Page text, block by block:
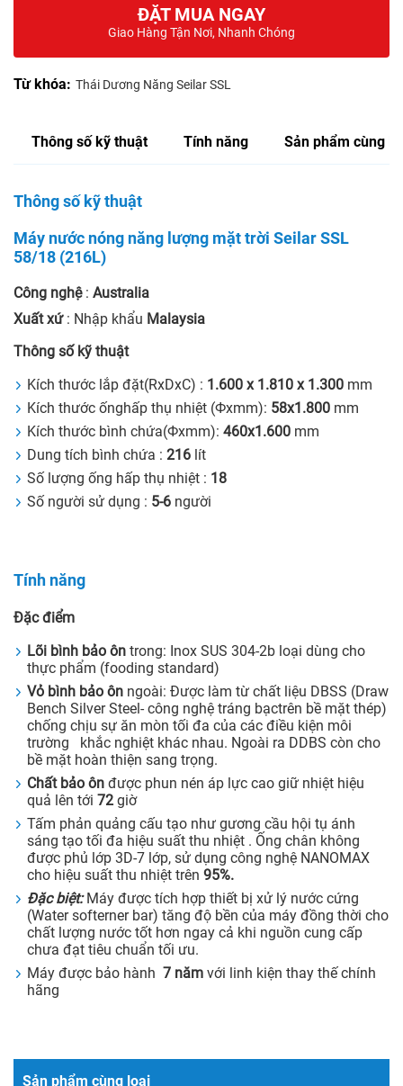
ĐẶT MUA NGAY
Giao Hàng Tận Nơi, Nhanh Chóng
Từ khóa: Thái Dương Năng Seilar SSL
Thông số kỹ thuật Tính năng Sản phẩm cùng
Thông số kỹ thuật
Máy nước nóng năng lượng mặt trời Seilar SSL
58/18 (216L)
Công nghệ: Australia
Xuất xứ: Nhập khẩu Malaysia
Thông số kỹ thuật
Kích thước lắp đặt(RxDxC) : 1.600 x 1.810 x 1.300 mm
Kích thước ốnghấp thụ nhiệt (Фxmm): 58x1.800 mm
Kích thước bình chứa(Фxmm): 460x1.600 mm
Dung tích bình chứa : 216 lít
Số lượng ống hấp thụ nhiệt : 18
Số người sử dụng : 5-6 người
Tính năng
Đặc điểm
Lõi bình bảo ôn trong: Inox SUS 304-2b loại dùng cho
thực phẩm (fooding standard)
Vỏ bình bảo ôn ngoài: Được làm từ chất liệu DBSS (Draw
Bench Silver Steel- công nghệ tráng bạctrên bề mặt thép)
chống chịu sự ăn mòn tối đa của các điều kiện môi
trường khắc nghiệt khác nhau. Ngoài ra DDBS còn cho
bề mặt hoàn thiện sang trọng.
Chất bảo ôn được phun nén áp lực cao giữ nhiệt hiệu
quả lên tới 72 giờ
Tấm phản quảng cấu tạo như gương cầu hội tụ ánh
sáng tạo tối đa hiệu suất thu nhiệt . Ống chân không
được phủ lớp 3D-7 lớp, sử dụng công nghệ NANOMAX
cho hiệu suất thu nhiệt trên 95%.
Đặc biệt:Máy được tích hợp thiết bị xử lý nước cứng
(Water softerner bar) tăng độ bền của máy đồng thời cho
chất lượng nước tốt hơn ngay cả khi nguồn cung cấp
chưa đạt tiêu chuẩn tối ưu.
Máy được bảo hành 7 năm với linh kiện thay thế chính
hãng
Sản phẩm cùng loại